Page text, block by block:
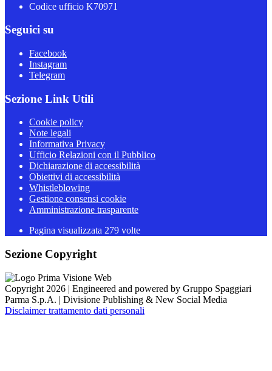
Codice ufficio K70971
Seguici su
Facebook
Instagram
Telegram
Sezione Link Utili
Cookie policy
Note legali
Informativa Privacy
Ufficio Relazioni con il Pubblico
Dichiarazione di accessibilità
Obiettivi di accessibilità
Whistleblowing
Gestione consensi cookie
Amministrazione trasparente
Pagina visualizzata 279 volte
Sezione Copyright
Copyright 2026 | Engineered and powered by Gruppo Spaggiari
Parma S.p.A. | Divisione Publishing & New Social Media
Disclaimer trattamento dati personali